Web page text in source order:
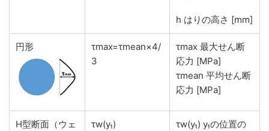
h はりの高さ [mm]
円形
τmax=τmean×4/
3
τmax 最大せん断
応力 [MPa]
τmean 平均せん断
応力 [MPa]
H型断面（ウェ
τw(y₁)
τw(y₁) y₁の位置の